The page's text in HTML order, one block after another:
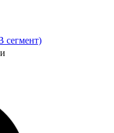
сегмент)